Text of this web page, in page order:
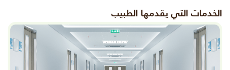
الخدمات التي يقدمها الطبيب